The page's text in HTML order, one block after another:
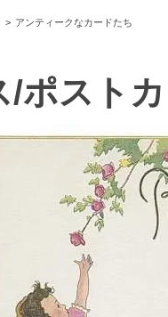
> アンティークなカードたち
/ポスト